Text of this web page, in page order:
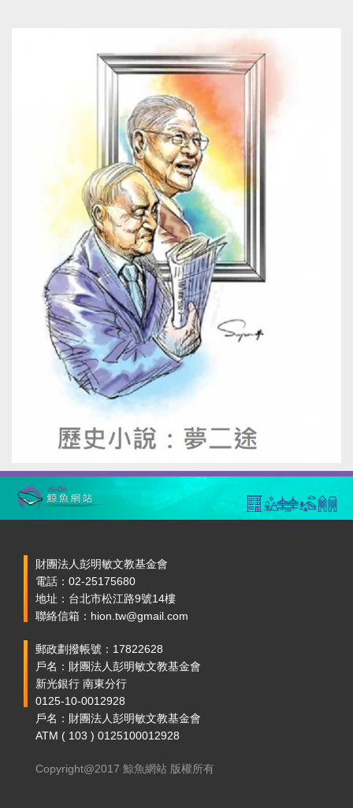
財團法人彭明敏文教基金會
電話：02-25175680
地址：台北市松江路9號14樓
聯絡信箱：hion.tw@gmail.com
郵政劃撥帳號：17822628
戶名：財團法人彭明敏文教基金會
新光銀行 南東分行
0125-10-0012928
戶名：財團法人彭明敏文教基金會
ATM ( 103 ) 0125100012928
Copyright@2017 鯨魚網站 版權所有